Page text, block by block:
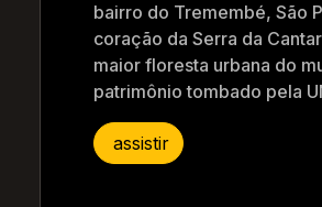
bairro do Tremembé, São
coração da Serra da
maior floresta urbana do
patrimônio tombado pela
assistir